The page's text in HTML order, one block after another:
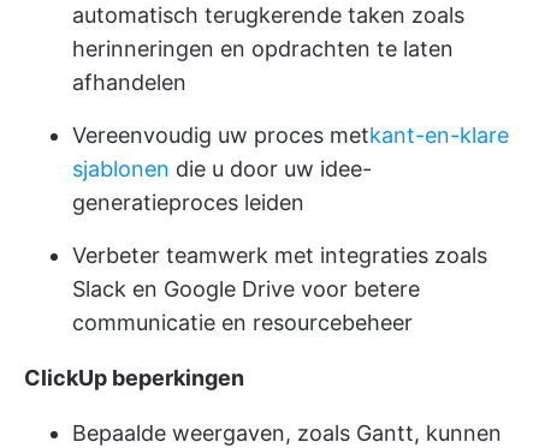
automatisch terugkerende taken zoals
herinneringen en opdrachten te laten
afhandelen
Vereenvoudig uw proces metkant-en-klare
sjablonen die u door uw idee-
generatieproces leiden
Verbeter teamwerk met integraties zoals
Slack en Google Drive voor betere
communicatie en resourcebeheer
ClickUp beperkingen
Bepaalde weergaven, zoals Gantt, kunnen